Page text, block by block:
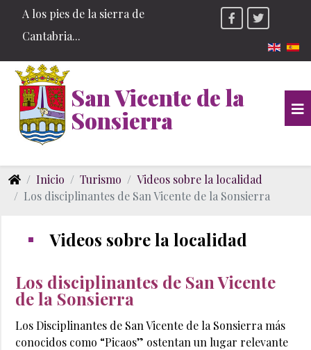
A los pies de la sierra de
Cantabria...
San Vicente de la
Sonsierra
Inicio Turismo
Videos sobre la localidad
Los disciplinantes de San Vicente de la Sonsierra
Videos sobre la localidad
Los disciplinantes de San Vicente
de la Sonsierra
Los Disciplinantes de San Vicente de la Sonsierra más
conocidos como “Picaos” ostentan un lugar relevante